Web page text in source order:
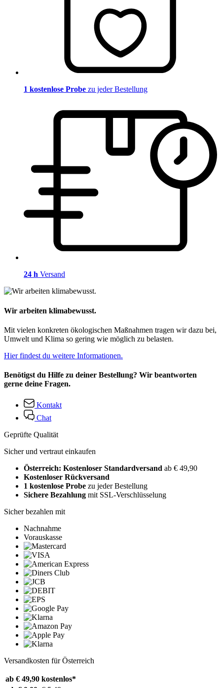
1 kostenlose Probe zu jeder Bestellung
24 h Versand
Wir arbeiten klimabewusst.
Mit vielen konkreten ökologischen Maßnahmen tragen wir dazu bei,
Umwelt und Klima so gering wie möglich zu belasten.
Hier findest du weitere Informationen.
Benötigst du Hilfe zu deiner Bestellung? Wir beantworten
gerne deine Fragen.
Kontakt
Chat
Geprüfte Qualität
Sicher und vertraut einkaufen
Österreich: Kostenloser Standardversand ab € 49,90
Kostenloser Rückversand
1 kostenlose Probe zu jeder Bestellung
Sichere Bezahlung mit SSL-Verschlüsselung
Sicher bezahlen mit
Nachnahme
Vorauskasse
Versandkosten für Österreich
ab € 49,90 kostenlos*